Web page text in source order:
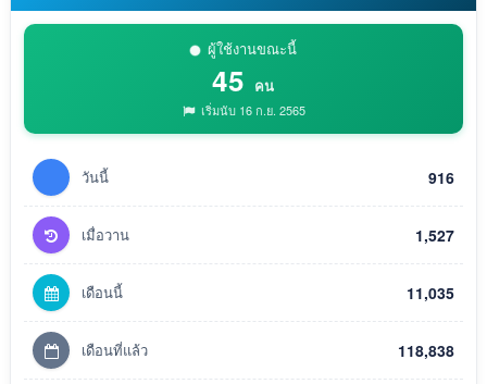
ผู้ใช้งานขณะนี้
45 คน
เริ่มนับ 16 ก.ย. 2565
วันนี้ 916
เมื่อวาน 1,527
เดือนนี้ 11,035
เดือนที่แล้ว 118,838